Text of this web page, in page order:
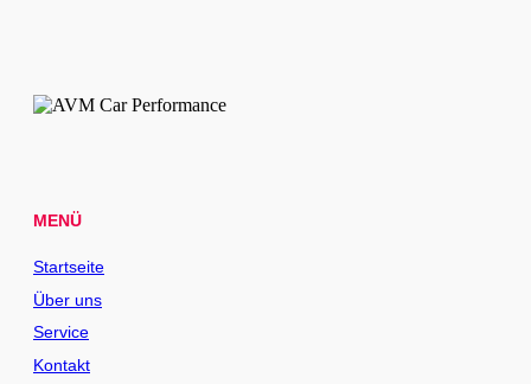
MENÜ
Startseite
Über uns
Service
Kontakt